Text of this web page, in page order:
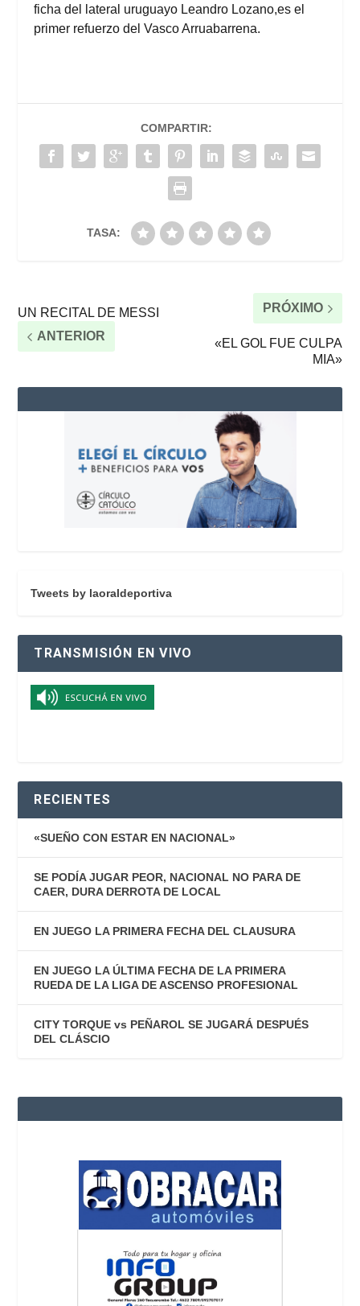
ficha del lateral uruguayo Leandro Lozano,es el
primer refuerzo del Vasco Arruabarrena.
COMPARTIR:
TASA:
UN RECITAL DE MESSI
ANTERIOR
PRÓXIMO
«EL GOL FUE CULPA
MIA»
Tweets by laoraldeportiva
TRANSMISIÓN EN VIVO
RECIENTES
«SUEÑO CON ESTAR EN NACIONAL»
SE PODÍA JUGAR PEOR, NACIONAL NO PARA DE
CAER, DURA DERROTA DE LOCAL
EN JUEGO LA PRIMERA FECHA DEL CLAUSURA
EN JUEGO LA ÚLTIMA FECHA DE LA PRIMERA
RUEDA DE LA LIGA DE ASCENSO PROFESIONAL
CITY TORQUE vs PEÑAROL SE JUGARÁ DESPUÉS
DEL CLÁSCIO